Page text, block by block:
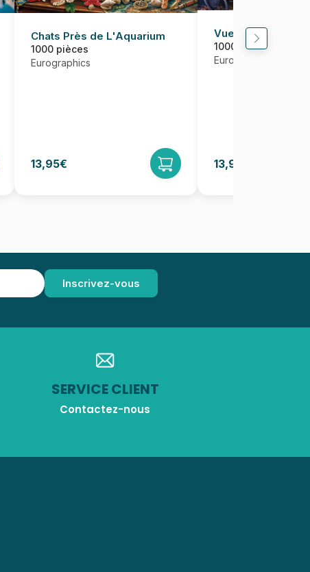
Chats Près de L'Aquarium
1000 pièces
Eurographics
13,95€
Vue de Paris,
1000 pièces
Eurographics
13,95€
SERVICE CLIENT
Contactez-nous